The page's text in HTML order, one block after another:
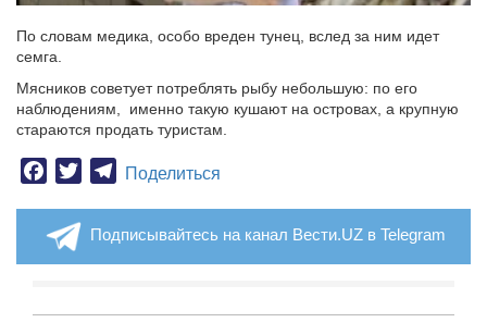
По словам медика, особо вреден тунец, вслед за ним идет
семга.
Мясников советует потреблять рыбу небольшую: по его
наблюдениям, именно такую кушают на островах, а крупную
стараются продать туристам.
Facebook
TwitterTelegram
Поделиться
Подписывайтесь на канал Вести.UZ в Telegram